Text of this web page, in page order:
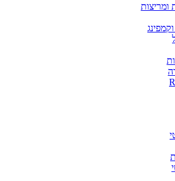
ומריצות